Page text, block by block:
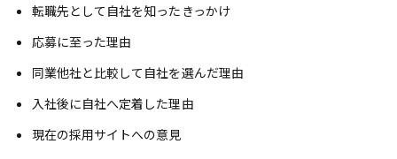
転職先として自社を知ったきっかけ
応募に至った理由
同業他社と比較して自社を選んだ理由
入社後に自社へ定着した理由
現在の採用サイトへの意見